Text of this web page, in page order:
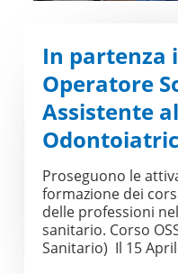
In partenza
Operatore
Assistente
Proseguono le
formazione dei
delle professioni
sanitario. Corso
Sanitario) Il 15